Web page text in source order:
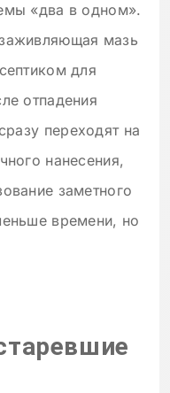
«два в одном».
мазь
для
отпадения
переходят на
нанесения,
заметного
времени, но